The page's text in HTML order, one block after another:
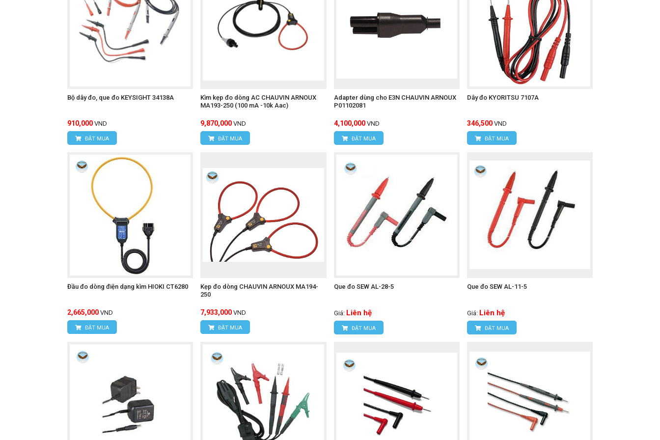
Điện áp đầu ra: AC 500 mV / 3000 A AC (tương đương khoảng 0.167 mV cho mỗi Ampe dòng điện). Tín hiệu điện áp này sau đó được
truyền đến thiết bị chính để hiển thị và phân tích.
Độ chính xác và độ lệch pha cao:
Độ chính xác:
$\pm$1.5% rdg $\pm$0.5 mV (ở dải tần số 40 Hz đến 1 kHz).
Trong vòng $\pm$2.0° (ở dải tần số 45 Hz đến 65 Hz).
Trong vòng $\pm$3.0° (ở dải tần số 40 Hz đến 1 kHz).
Độ chính xác cao và độ lệch pha thấp là cực kỳ quan trọng để đảm bảo tính toán công suất thực, công suất phản kháng và hệ số công suất
chính xác, đặc biệt khi đo các hệ thống điện ba pha phức tạp.
Kết nối tiêu chuẩn:
Mỗi cảm biến có đầu nối MINI DIN 6-pin chuyên dụng, đảm bảo kết nối an toàn và đáng tin cậy với các thiết bị đo chính của Kyoritsu.
Chiều dài cáp: Khoảng 3 mét cho mỗi cảm biến, cung cấp đủ khoảng cách làm việc an toàn và linh hoạt trong các tủ điện lớn.
Tiêu chuẩn an toàn và độ bền:
Đạt IEC 61010-1, IEC 61010-2-032 CAT IV 300V / CAT III 600V Pollution Degree 2, IEC 61326. Mức an toàn CAT IV 300V và CAT III
600V cho phép sử dụng an toàn tại nguồn cấp điện chính và các hệ thống phân phối lớn.
Khả năng tương thích chính:
Máy ghi dữ liệu (Data Loggers):
Kyoritsu 5050 (đặc biệt cho hệ thống 3 pha 4 dây).
Kyoritsu 5020 (hỗ trợ 3 pha 3 dây).
Khi kết nối với các máy ghi dữ liệu này, bộ 8133-03 cho phép ghi lại đồng thời dòng điện của cả ba pha theo thời gian, cung cấp dữ liệu
chi tiết cho việc phân tích xu hướng tải và giám sát dài hạn.
Bộ dây đo, que đo KEYSIGHT 34138A
910,000 VND
ĐẶT MUA
Kìm kẹp đo dòng AC CHAUVIN ARNOUX
MA193-250 (100 mA -10k Aac)
9,870,000 VND
ĐẶT MUA
Adapter dùng cho E3N CHAUVIN ARNOUX
P01102081
4,100,000 VND
ĐẶT MUA
Dây đo KYORITSU 7107A
346,500 VND
ĐẶT MUA
Đầu đo dòng điện dạng kìm HIOKI CT6280
2,665,000 VND
ĐẶT MUA
Kẹp đo dòng CHAUVIN ARNOUX MA194-
250
7,933,000 VND
ĐẶT MUA
Que đo SEW AL-28-5
Giá: Liên hệ
ĐẶT MUA
Que đo SEW AL-11-5
Giá: Liên hệ
ĐẶT MUA